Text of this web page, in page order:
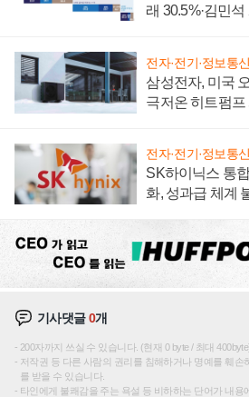
래 30.5%·김민
전자·전기·정보통신
삼성전자, 미국
극저온 히트펌프
전자·전기·정보통신
SK하이닉스 통
화, 성과급 체계
기사댓글0개
200자까지 쓰실 수 있습니다. (현재 0 byte / 최대
저작권 등 다른 사람의 권리를 침해하거나 명예를 훼손
를 받을 수 있습니다.
타인에게 불쾌감을 주는 욕설 등 비하하는 단어가 내용